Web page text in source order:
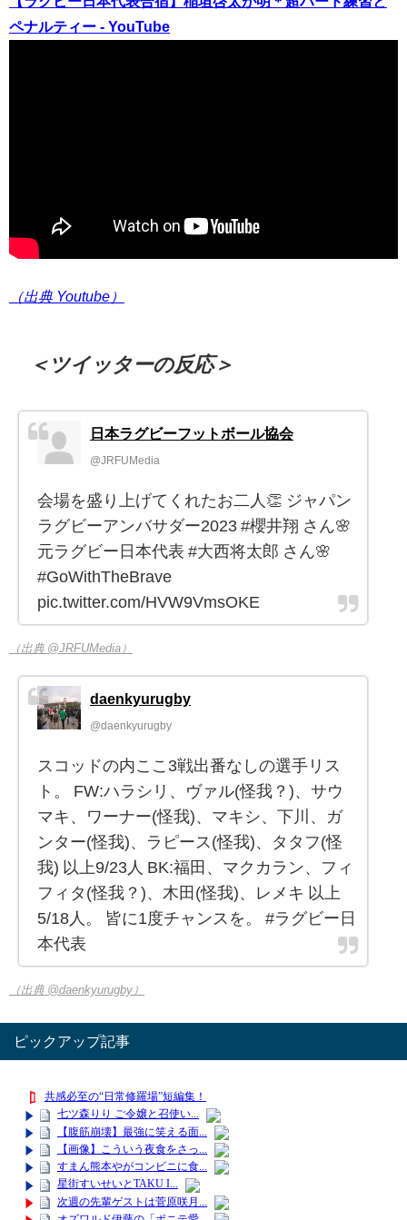
ペナルティー - YouTube
（出典 Youtube）
＜ツイッターの反応＞
日本ラグビーフットボール協会
@JRFUMedia
会場を盛り上げてくれたお二人👏 ジャパン
ラグビーアンバサダー2023 #櫻井翔 さん🌸
元ラグビー日本代表 #大西将太郎 さん🌸
#GoWithTheBrave
pic.twitter.com/HVW9VmsOKE
（出典 @JRFUMedia）
daenkyurugby
@daenkyurugby
スコッドの内ここ3戦出番なしの選手リス
ト。 FW:ハラシリ、ヴァル(怪我？)、サウ
マキ、ワーナー(怪我)、マキシ、下川、ガ
ンター(怪我)、ラピース(怪我)、タタフ(怪
我) 以上9/23人 BK:福田、マクカラン、フィ
フィタ(怪我？)、木田(怪我)、レメキ 以上
5/18人。 皆に1度チャンスを。 #ラグビー日
本代表
（出典 @daenkyurugby）
ピックアップ記事